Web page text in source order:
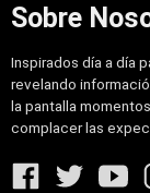
Sobre
Inspirados día a día
revelando
la pantalla
complacer las